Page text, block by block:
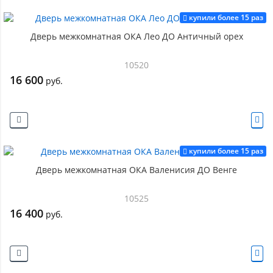
купили более 15 раз
Дверь межкомнатная ОКА Лео ДО Античный орех
10520
16 600 руб.
купили более 15 раз
Дверь межкомнатная ОКА Валенисия ДО Венге
10525
16 400 руб.